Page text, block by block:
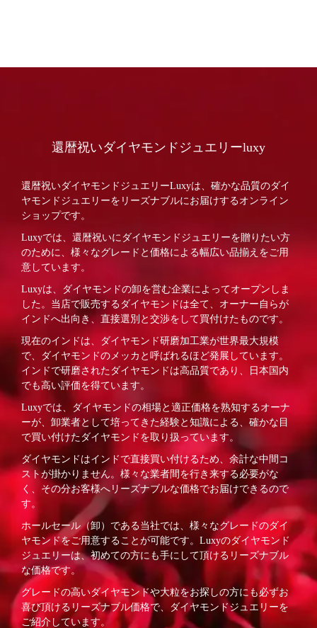
還暦祝いダイヤモンドジュエリーluxy
還暦祝いダイヤモンドジュエリーLuxyは、確かな品質のダイ
ヤモンドジュエリーをリーズナブルにお届けするオンライン
ショップです。
Luxyでは、還暦祝いにダイヤモンドジュエリーを贈りたい方
のために、様々なグレードと価格による幅広い品揃えをご用
意しています。
Luxyは、ダイヤモンドの卸を営む企業によってオープンしま
した。当店で販売するダイヤモンドは全て、オーナー自らが
インドへ出向き、直接選別と交渉をして買付けたものです。
現在のインドは、ダイヤモンド研磨加工業が世界最大規模
で、ダイヤモンドのメッカと呼ばれるほど発展しています。
インドで研磨されたダイヤモンドは高品質であり、日本国内
でも高い評価を得ています。
Luxyでは、ダイヤモンドの相場と適正価格を熟知するオーナ
ーが、卸業者として培ってきた経験と知識による、確かな目
で買い付けたダイヤモンドを取り扱っています。
ダイヤモンドはインドで直接買い付けるため、余計な中間コ
ストが掛かりません。様々な業者間を行き来する必要がな
く、その分お客様へリーズナブルな価格でお届けできるので
す。
ホールセール（卸）である当社では、様々なグレードのダイ
ヤモンドをご用意することが可能です。Luxyのダイヤモンド
ジュエリーは、初めての方にも手にして頂けるリーズナブル
な価格です。
グレードの高いダイヤモンドや大粒をお探しの方にも必ずお
喜び頂けるリーズナブル価格で、ダイヤモンドジュエリーを
ご紹介しています。